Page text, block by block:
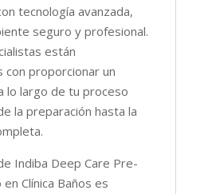
tecnología avanzada,
seguro y profesional.
están
proporcionar un
lo largo de tu proceso
la preparación hasta la
Indiba Deep Care Pre-
Clínica Baños es